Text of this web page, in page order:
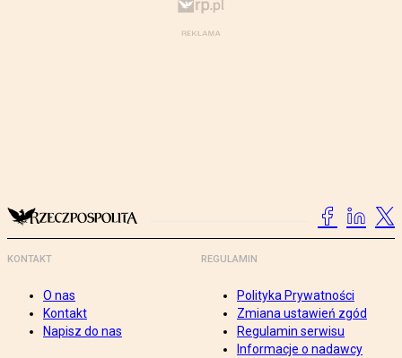
KONTAKT
O nas
Kontakt
Napisz do nas
REGULAMIN
Polityka Prywatności
Zmiana ustawień zgód
Regulamin serwisu
Informacje o nadawcy